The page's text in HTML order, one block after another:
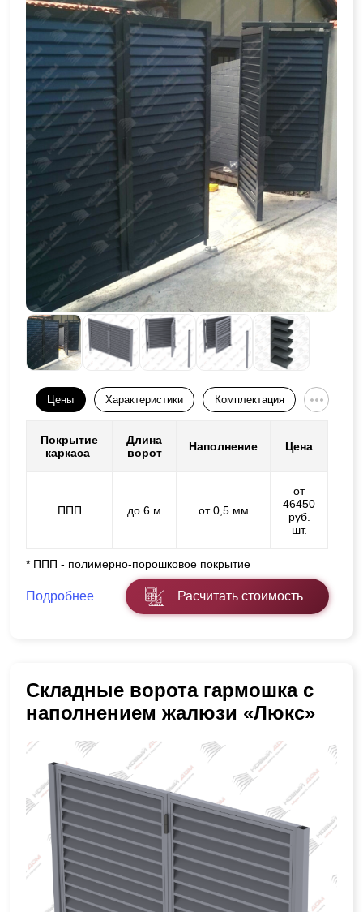
Цены Характеристики Комплектация
Покрытие
каркаса
Длина
ворот
Наполнение Цена
ППП до 6 м от 0,5 мм
от
46450
руб.
шт.
* ППП - полимерно-порошковое покрытие
Подробнее Расчитать стоимость
Складные ворота гармошка с
наполнением жалюзи «Люкс»